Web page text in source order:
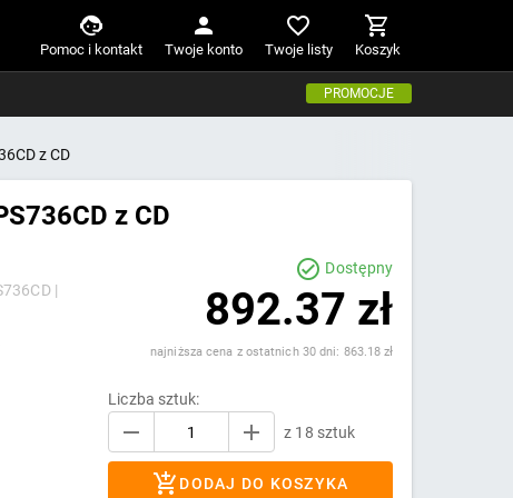
Pomoc i kontakt Twoje konto Twoje listy Koszyk
PROMOCJE
z CD
z CD
|
Dostępny
892.37 zł
najniższa cena z ostatnich 30 dni: 863.18 zł
Liczba sztuk:
z 18 sztuk
DODAJ DO KOSZYKA